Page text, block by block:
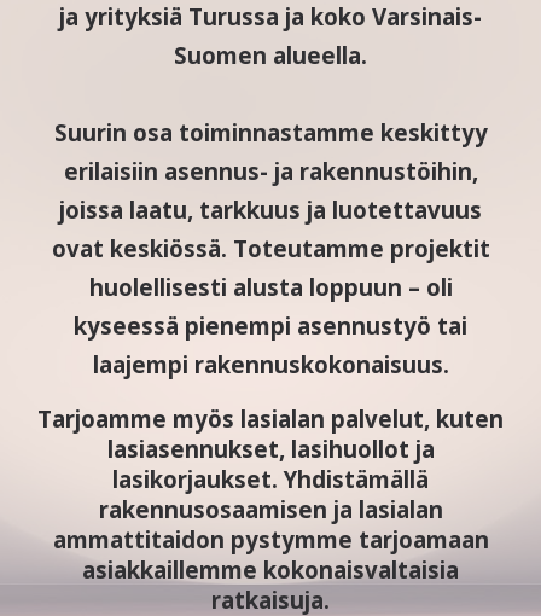
ja yrityksiä Turussa ja koko Varsinais-
Suomen alueella.
Suurin osa toiminnastamme keskittyy
erilaisiin asennus- ja rakennustöihin,
joissa laatu, tarkkuus ja luotettavuus
ovat keskiössä. Toteutamme projektit
huolellisesti alusta loppuun – oli
kyseessä pienempi asennustyö tai
laajempi rakennuskokonaisuus.
Tarjoamme myös lasialan palvelut, kuten
lasiasennukset, lasihuollot ja
lasikorjaukset. Yhdistämällä
rakennusosaamisen ja lasialan
ammattitaidon pystymme tarjoamaan
asiakkaillemme kokonaisvaltaisia
ratkaisuja.